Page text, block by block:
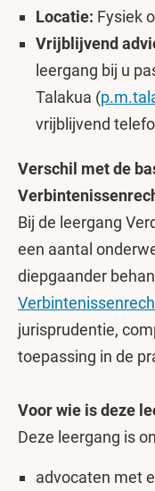
Locatie: Fysiek
Vrijblijvend
leergang bij u
Talakua (
vrijblijvend
Verschil met de
Bij de leergang
een aantal
diepgaander
jurisprudentie,
toepassing in de
Voor wie is deze
Deze leergang is
advocaten met